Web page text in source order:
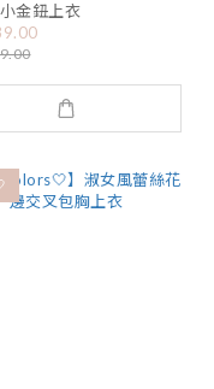
金鈕上衣